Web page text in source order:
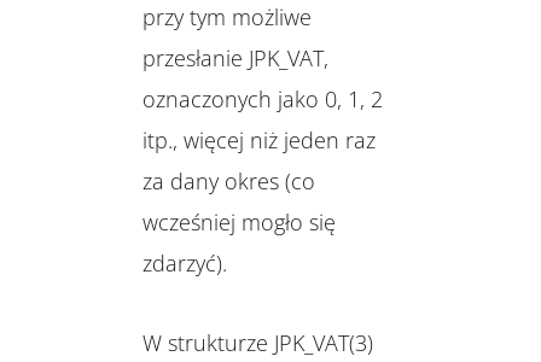
przy tym możliwe
przesłanie JPK_VAT,
oznaczonych jako 0, 1, 2
itp., więcej niż jeden raz
za dany okres (co
wcześniej mogło się
zdarzyć).
W strukturze JPK_VAT(3)